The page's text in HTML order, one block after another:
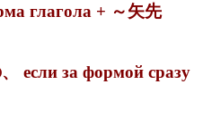
глагола + ～矢先
если за формой сразу